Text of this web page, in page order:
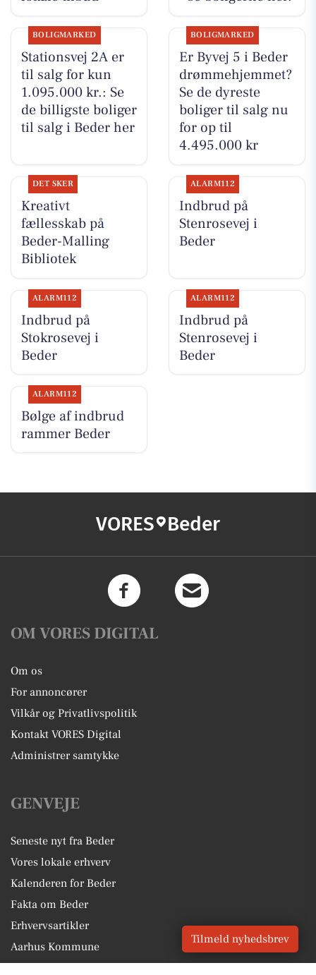
BOLIGMARKED
Stationsvej 2A er
til salg for kun
1.095.000 kr.: Se
de billigste boliger
til salg i Beder her
BOLIGMARKED
Er Byvej 5 i Beder
drømmehjemmet?
Se de dyreste
boliger til salg nu
for op til
4.495.000 kr
DET SKER
Kreativt
fællesskab på
Beder-Malling
Bibliotek
ALARM112
Indbrud på
Stenrosevej i
Beder
ALARM112
Indbrud på
Stokrosevej i
Beder
ALARM112
Indbrud på
Stenrosevej i
Beder
ALARM112
Bølge af indbrud
rammer Beder
VORES Beder
OM VORES DIGITAL
Om os
For annoncører
Vilkår og Privatlivspolitik
Kontakt VORES Digital
Administrer samtykke
GENVEJE
Seneste nyt fra Beder
Vores lokale erhverv
Kalenderen for Beder
Fakta om Beder
Erhvervsartikler
Aarhus Kommune
Tilmeld nyhedsbrev